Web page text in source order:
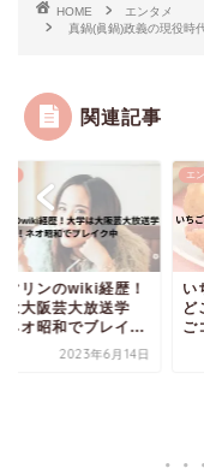
HOME
エンタメ
真鍋(眞鍋)政義の現役時
関連記事
ごコロッケって何?
で買える?味は?いち
ロッケちゃん爆誕
2023年6月10日
エ
【
在
ド